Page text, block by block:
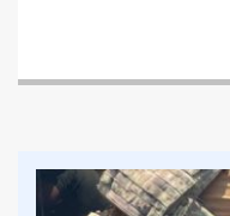
роки та 90-річна